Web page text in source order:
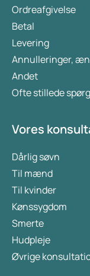
Ordreafgivelse
Betal
Levering
Annulleringer,
Andet
Ofte stillede
Vores
Dårlig søvn
Til mænd
Til kvinder
Kønssygdom
Smerte
Hudpleje
Øvrige